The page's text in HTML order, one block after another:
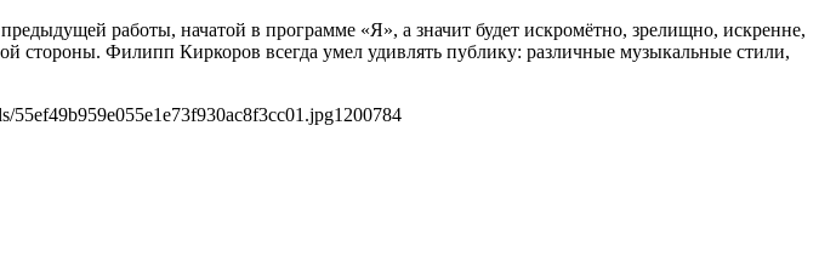
работы, начатой в программе «Я», а значит будет искромётно, зрелищно, искренне,
стороны. Филипп Киркоров всегда умел удивлять публику: различные музыкальные стили,
55ef49b959e055e1e73f930ac8f3cc01.jpg1200784